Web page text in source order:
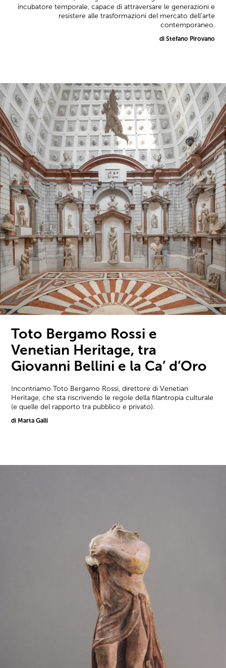
incubatore temporale, capace di attraversare le generazioni e
resistere alle trasformazioni del mercato dell’arte
contemporaneo.
di Stefano Pirovano
Toto Bergamo Rossi e
Venetian Heritage, tra
Giovanni Bellini e la Ca’ d’Oro
Incontriamo Toto Bergamo Rossi, direttore di Venetian
Heritage, che sta riscrivendo le regole della filantropia culturale
(e quelle del rapporto tra pubblico e privato).
di Marta Galli